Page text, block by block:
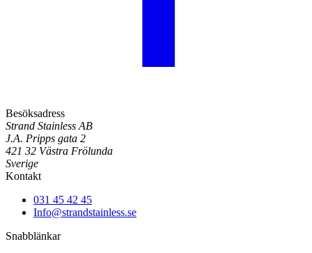
Besöksadress
Strand Stainless AB
J.A. Pripps gata 2
421 32 Västra Frölunda
Sverige
Kontakt
031 45 42 45
Info@strandstainless.se
Snabblänkar